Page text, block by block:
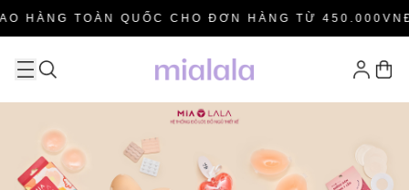
HÀNG TOÀN QUỐC CHO ĐƠN HÀNG TỪ 450.000VNĐ